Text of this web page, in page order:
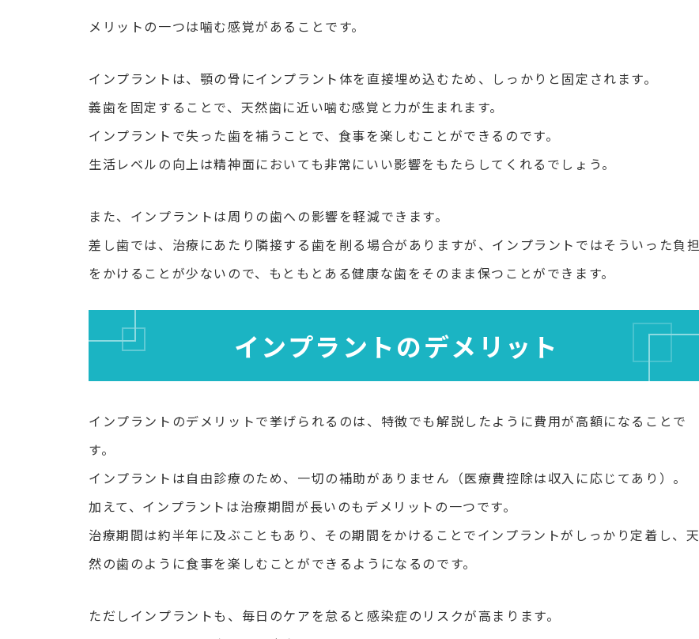
メリットの一つは噛む感覚があることです。
インプラントは、顎の骨にインプラント体を直接埋め込むため、しっかりと固定されます。
義歯を固定することで、天然歯に近い噛む感覚と力が生まれます。
インプラントで失った歯を補うことで、食事を楽しむことができるのです。
生活レベルの向上は精神面においても非常にいい影響をもたらしてくれるでしょう。
また、インプラントは周りの歯への影響を軽減できます。
差し歯では、治療にあたり隣接する歯を削る場合がありますが、インプラントではそういった負担
をかけることが少ないので、もともとある健康な歯をそのまま保つことができます。
インプラントのデメリット
インプラントのデメリットで挙げられるのは、特徴でも解説したように費用が高額になることで
す。
インプラントは自由診療のため、一切の補助がありません（医療費控除は収入に応じてあり）。
加えて、インプラントは治療期間が長いのもデメリットの一つです。
治療期間は約半年に及ぶこともあり、その期間をかけることでインプラントがしっかり定着し、天
然の歯のように食事を楽しむことができるようになるのです。
ただしインプラントも、毎日のケアを怠ると感染症のリスクが高まります。